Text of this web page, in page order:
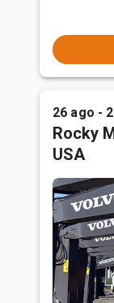
26 ago -
Rocky
USA